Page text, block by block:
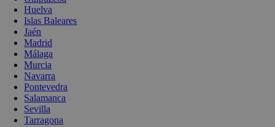
Huelva
Islas Baleares
Jaén
Madrid
Málaga
Murcia
Navarra
Pontevedra
Salamanca
Sevilla
Tarragona